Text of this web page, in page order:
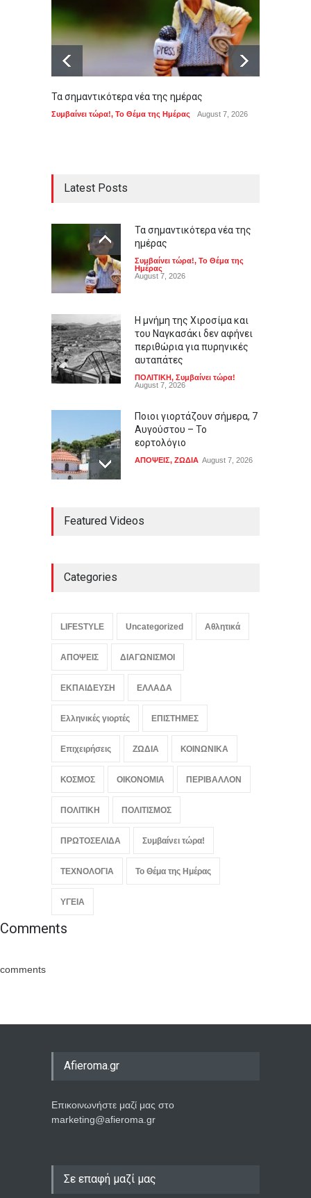
Τα σημαντικότερα νέα της ημέρας
Συμβαίνει τώρα!, Το Θέμα της Ημέρας August 7, 2026
Latest Posts
Τα σημαντικότερα νέα της
ημέρας
Συμβαίνει τώρα!, Το Θέμα της
Ημέρας
August 7, 2026
Η μνήμη της Χιροσίμα και
του Ναγκασάκι δεν αφήνει
περιθώρια για πυρηνικές
αυταπάτες
ΠΟΛΙΤΙΚΗ, Συμβαίνει τώρα!
August 7, 2026
Ποιοι γιορτάζουν σήμερα, 7
Αυγούστου – Το
εορτολόγιο
ΑΠΟΨΕΙΣ, ΖΩΔΙΑ August 7, 2026
παιδόφιλο στο νέο τρέιλερ
πατέρας του Τραμπ, ο
LIFESTYLE
August 7, 2026
Featured Videos
Categories
LIFESTYLE Uncategorized Αθλητικά
ΑΠΟΨΕΙΣ ΔΙΑΓΩΝΙΣΜΟΙ
ΕΚΠΑΙΔΕΥΣΗ ΕΛΛΑΔΑ
Ελληνικές γιορτές ΕΠΙΣΤΗΜΕΣ
Επιχειρήσεις ΖΩΔΙΑ ΚΟΙΝΩΝΙΚΑ
ΚΟΣΜΟΣ ΟΙΚΟΝΟΜΙΑ ΠΕΡΙΒΑΛΛΟΝ
ΠΟΛΙΤΙΚΗ ΠΟΛΙΤΙΣΜΟΣ
ΠΡΩΤΟΣΕΛΙΔΑ Συμβαίνει τώρα!
ΤΕΧΝΟΛΟΓΙΑ Το Θέμα της Ημέρας
ΥΓΕΙΑ
Comments
comments
Afieroma.gr
Επικοινωνήστε μαζί μας στο
marketing@afieroma.gr
Σε επαφή μαζί μας